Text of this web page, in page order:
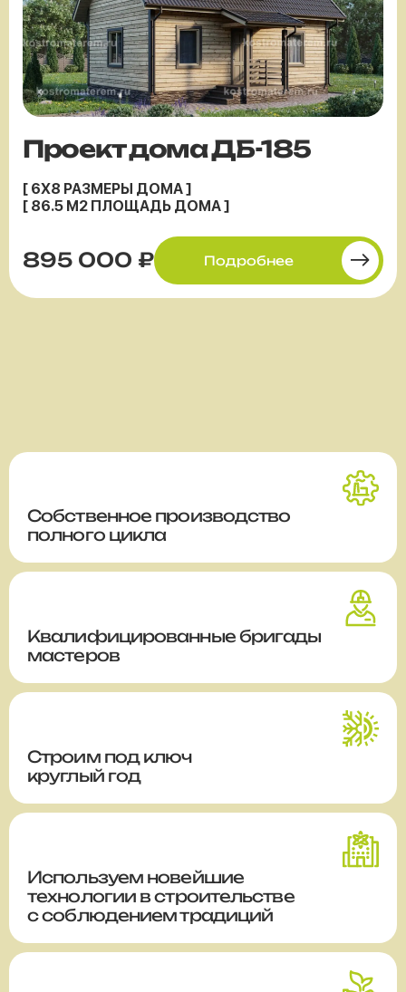
Проект дома ДБ-185
[ 6X8 РАЗМЕРЫ ДОМА ]
[ 86.5 М2 ПЛОЩАДЬ ДОМА ]
895 000 ₽ Подробнее
Собственное производство
полного цикла
Квалифицированные бригады
мастеров
Строим под ключ
круглый год
Используем новейшие
технологии в строительстве
с соблюдением традиций